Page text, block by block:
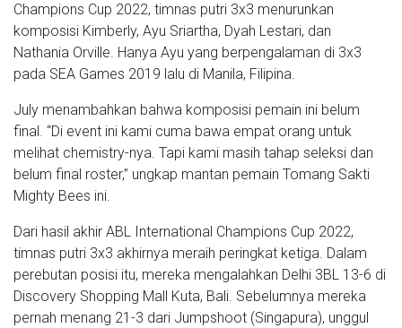
Champions Cup 2022, timnas putri 3x3 menurunkan
komposisi Kimberly, Ayu Sriartha, Dyah Lestari, dan
Nathania Orville. Hanya Ayu yang berpengalaman di 3x3
pada SEA Games 2019 lalu di Manila, Filipina.
July menambahkan bahwa komposisi pemain ini belum
final. “Di event ini kami cuma bawa empat orang untuk
melihat chemistry-nya. Tapi kami masih tahap seleksi dan
belum final roster,” ungkap mantan pemain Tomang Sakti
Mighty Bees ini.
Dari hasil akhir ABL International Champions Cup 2022,
timnas putri 3x3 akhirnya meraih peringkat ketiga. Dalam
perebutan posisi itu, mereka mengalahkan Delhi 3BL 13-6 di
Discovery Shopping Mall Kuta, Bali. Sebelumnya mereka
pernah menang 21-3 dari Jumpshoot (Singapura), unggul